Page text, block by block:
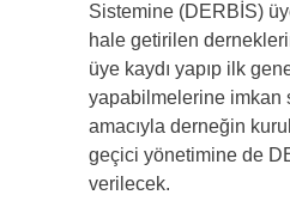
Sistemine (DERBİS)
hale getirilen
üye kaydı yapıp ilk
yapabilmelerine imkan
amacıyla derneğin
geçici yönetimine de
verilecek.